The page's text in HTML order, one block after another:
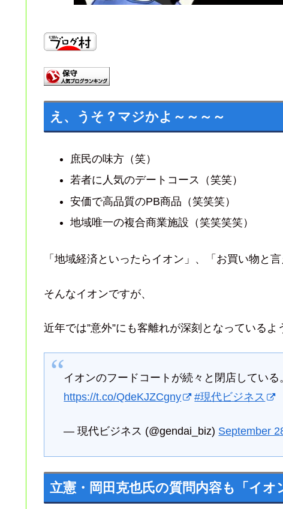
え、うそ？マジかよ～～～～
庶民の味方（笑）
若者に人気のデートコース（笑笑）
安価で高品質のPB商品（笑笑笑）
地域唯一の複合商業施設（笑笑笑笑）
「地域経済といったらイオン」、「お買い物と
そんなイオンですが、
近年では”意外”にも客離れが深刻となっているよ
イオンのフードコートが続々と閉店してい
https://t.co/QdeKJZCgny
#現代ビジネス
— 現代ビジネス (@gendai_biz) September
立憲・岡田克也氏の質問内容も「イオ